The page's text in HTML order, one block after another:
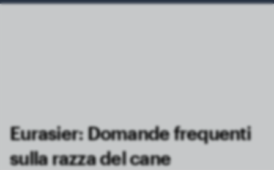
Eurasier: Domande frequenti
sulla razza del cane